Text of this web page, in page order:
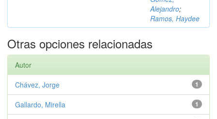
Alejandro;
Ramos, Haydee
Otras opciones relacionadas
Autor
1
Chávez, Jorge
1
Gallardo, Mirella